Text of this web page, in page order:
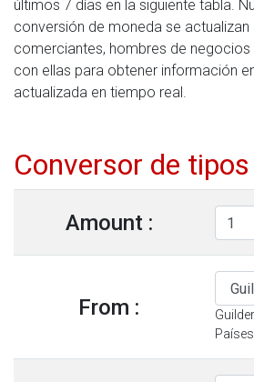
últimos 7 días en la siguiente tabla.
conversión de moneda se
comerciantes, hombres de negocios
con ellas para obtener información
actualizada en tiempo real.
Conversor de
Amount :
From :